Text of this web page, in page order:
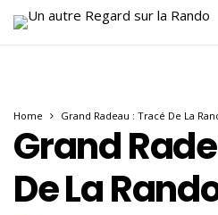
Home Grand Radeau : Tracé De La
Grand
De La